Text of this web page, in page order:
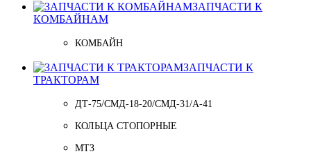
ЗАПЧАСТИ К
КОМБАЙНАМ
КОМБАЙН
ЗАПЧАСТИ К
ТРАКТОРАМ
ДТ-75/СМД-18-20/СМД-31/A-41
КОЛЬЦА СТОПОРНЫЕ
МТЗ